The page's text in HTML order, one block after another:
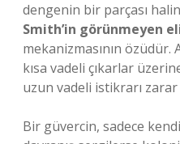
dengenin bir parçası
Smith’in görünmeyen
mekanizmasının
kısa vadeli çıkarlar
uzun vadeli istikrarı
Bir güvercin, sadece